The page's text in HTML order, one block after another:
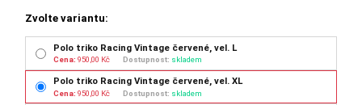
Zvolte variantu:
Polo triko Racing Vintage červené, vel. L
Cena: 950,00 Kč Dostupnost: skladem
Polo triko Racing Vintage červené, vel. XL
Cena: 950,00 Kč Dostupnost: skladem